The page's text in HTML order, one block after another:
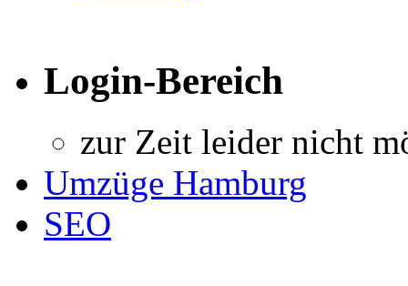
Login-Bereich
zur Zeit leider nicht
Umzüge Hamburg
SEO